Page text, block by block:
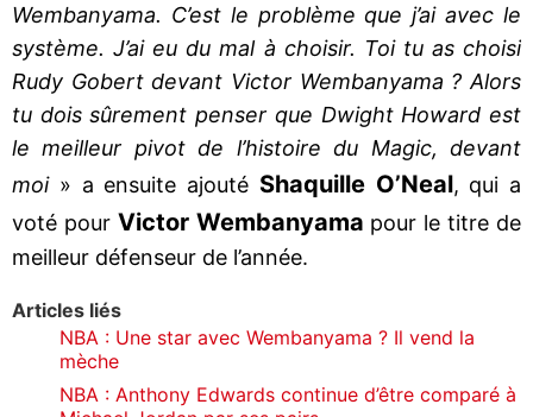
Wembanyama. C’est le problème que j’ai avec le
système. J’ai eu du mal à choisir. Toi tu as choisi
Rudy Gobert devant Victor Wembanyama ? Alors
tu dois sûrement penser que Dwight Howard est
le meilleur pivot de l’histoire du Magic, devant
moi» a ensuite ajouté Shaquille O’Neal, qui a
voté pour Victor Wembanyama pour le titre de
meilleur défenseur de l’année.
Articles liés
NBA : Une star avec Wembanyama ? Il vend la
mèche
NBA : Anthony Edwards continue d’être comparé à